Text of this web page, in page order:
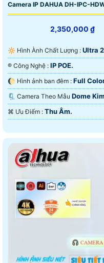
Camera IP DAHUA DH-IPC-
2,350,000 ₫
🔆 Hình Ành Chất Lượng : Ultra
®️ Công Nghệ : IP POE.
🌔 Hình ảnh ban đêm : Full
🗜️ Camera Theo Mẫu Dome
️⌘ Ưu Điểm : Thu Âm.